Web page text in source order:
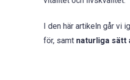
I den här artikeln går vi
för, samt naturliga sätt